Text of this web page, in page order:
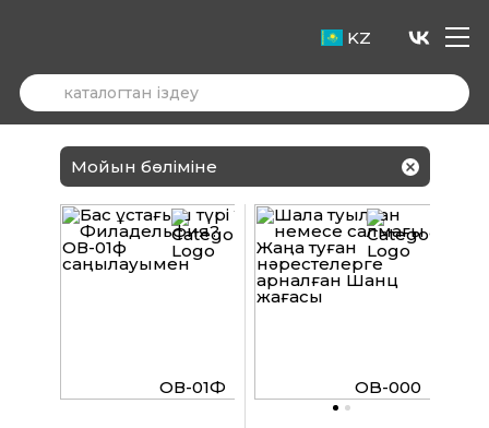
KZ
Мойын бөліміне
ОВ-01Ф OB-000